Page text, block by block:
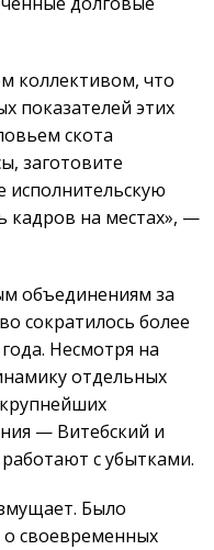
коллективом, что
показателей этих
скота
заготовите
исполнительскую
кадров на местах», —
объединениям за
сократилось более
Несмотря на
отдельных
— Витебский и
с убытками.
Было
своевременных